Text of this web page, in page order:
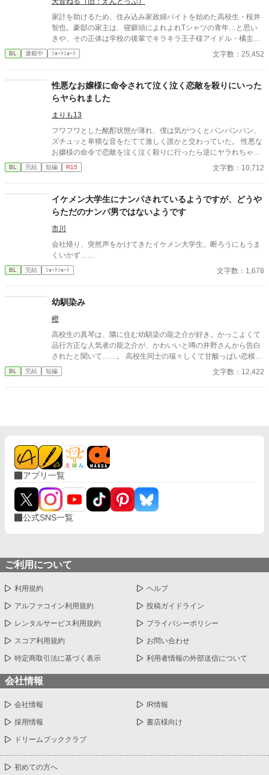
家計を助けるため、住み込み家政婦バイトを始めた高校生・桜井
智也。豪邸の家主は、寝癖頭によれよれTシャツの青年…と思い
きや、その正体は学校の後輩でキラキラ王子様アイドル・橘圭吾
だった！？ 学校では完璧、家では生活能力ゼロ。そんな圭吾のギ
ャップに振り回されながらも、世話を焼く日々にやりがいを感じ
すら作れない究極のポンコツ男子。 智也の作る温かい手料理に胃
袋を掴まれた圭吾は、次第に心を許し、子犬のように懐いてく
る。 「先輩、お腹すいた」「どこにも行かないで」 無防備な素顔
と時折見せる寂しげな表情に、智也の心は絆されていく。 住む世
界が違うはずの二人。秘密の契約から始まる、甘くて美味しい青
春ラブストーリー！
BL 連載中 ｼｮｰﾄｼｮｰﾄ 文字数：25,452
性悪なお嬢様に命令されて泣く泣く恋敵を殺りにいった
らヤられました
まりも13
フワフワとした酩酊状態が薄れ、僕は気がつくとパンパンパン、
ズチュッと卑猥な音をたてて激しく誰かと交わっていた。 性悪な
お嬢様の命令で恋敵を泣く泣く殺りに行ったら逆にヤラれちゃっ
た、ちょっとアホな子の話です。 （ムーンライトノベルにも掲載
しています）
BL 完結 短編 R15 文字数：10,712
イケメン大学生にナンパされているようですが、どうや
らただのナンパ男ではないようです
市川
会社帰り、突然声をかけてきたイケメン大学生。断ろうにもうま
くいかず……
BL 完結 ｼｮｰﾄｼｮｰﾄ 文字数：1,678
幼馴染み
橙
高校生の真琴は、隣に住む幼馴染の龍之介が好き。かっこよくて
品行方正な人気者の龍之介が、かわいいと噂の井野さんから告白
されたと聞いて……。 高校生同士の瑞々しくて甘酸っぱい恋模
様。
BL 完結 短編 文字数：12,422
アプリ一覧
公式SNS一覧
ご利用について
利用規約 ヘルプ
アルファコイン利用規約 投稿ガイドライン
レンタルサービス利用規約 プライバシーポリシー
スコア利用規約 お問い合わせ
特定商取引法に基づく表示 利用者情報の外部送信について
会社情報
会社情報 IR情報
採用情報 書店様向け
ドリームブッククラブ
初めての方へ